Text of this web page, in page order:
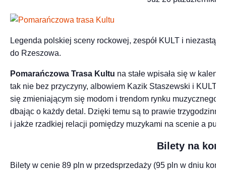
Legenda polskiej sceny rockowej, zespół KULT i
do Rzeszowa.
Pomarańczowa Trasa Kultu na stałe wpisała się w
tak nie bez przyczyny, albowiem Kazik Staszewski i KULT
się zmieniającym się modom i trendom rynku muzycznego.
dbając o każdy detal. Dzięki temu są to prawie
i jakże rzadkiej relacji pomiędzy muzykami na scenie a
Bilety na
Bilety w cenie 89 pln w przedsprzedaży (95 pln w dniu